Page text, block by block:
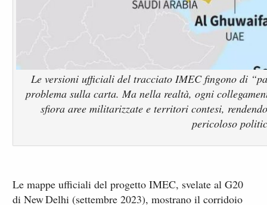
Le versioni ufficiali del tracciato IMEC fingono di
problema sulla carta. Ma nella realtà, ogni
sfiora aree militarizzate e territori contesi,
pericoloso
Le mappe ufficiali del progetto IMEC, svelate al G20
di New Delhi (settembre 2023), mostrano il corridoio